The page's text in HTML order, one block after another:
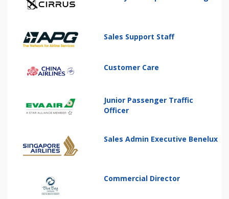
Sales Support Staff
Customer Care
Junior Passenger Traffic
Officer
Sales Admin Executive Benelux
Commercial Director